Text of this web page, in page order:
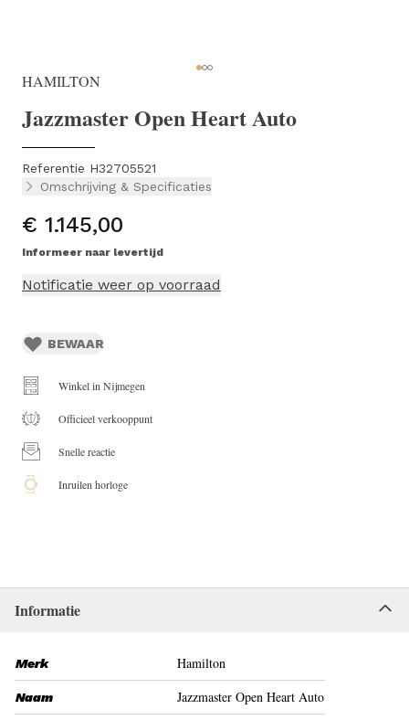
HAMILTON
Jazzmaster Open Heart Auto
Referentie H32705521
Omschrijving & Specificaties
€ 1.145,00
Informeer naar levertijd
Notificatie weer op voorraad
BEWAAR
Winkel in Nijmegen
Officieel verkooppunt
Snelle reactie
Inruilen horloge
Informatie
Merk Hamilton
Naam Jazzmaster Open Heart Auto